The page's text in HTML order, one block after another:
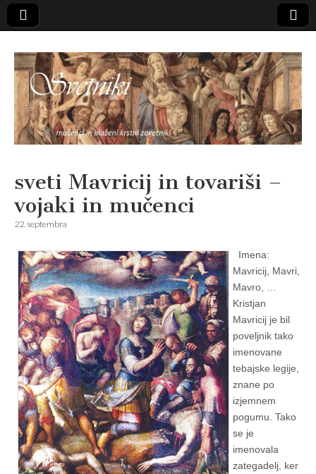
Svetniki,
mučenci in
blaženi
sveti Mavricij in tovariši –
vojaki in mučenci
22. septembra
Imena:
Mavricij, Mavri,
Mavro, …
Kristjan
Mavricij je bil
poveljnik tako
imenovane
tebajske legije,
znane po
izjemnem
pogumu. Tako
se je
imenovala
zategadelj, ker